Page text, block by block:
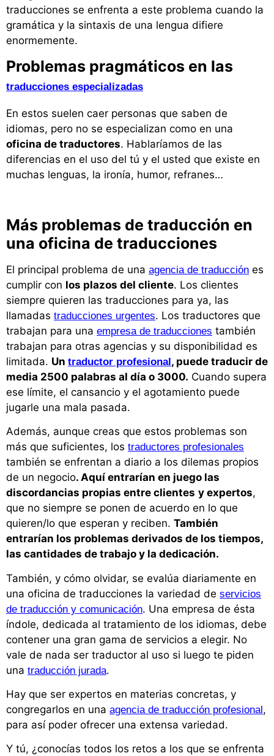
traducciones se enfrenta a este problema cuando la
gramática y la sintaxis de una lengua difiere
enormemente.
Problemas pragmáticos en las
traducciones especializadas
En estos suelen caer personas que saben de
idiomas, pero no se especializan como en una
oficina de traductores. Hablaríamos de las
diferencias en el uso del tú y el usted que existe en
muchas lenguas, la ironía, humor, refranes…
Más problemas de traducción en
una oficina de traducciones
El principal problema de una agencia de traducción es
cumplir con los plazos del cliente. Los clientes
siempre quieren las traducciones para ya, las
llamadas traducciones urgentes. Los traductores que
trabajan para una empresa de traducciones también
trabajan para otras agencias y su disponibilidad es
limitada. Un traductor profesional, puede traducir de
media 2500 palabras al día o 3000. Cuando supera
ese límite, el cansancio y el agotamiento puede
jugarle una mala pasada.
Además, aunque creas que estos problemas son
más que suficientes, los traductores profesionales
también se enfrentan a diario a los dilemas propios
de un negocio. Aquí entrarían en juego las
discordancias propias entre clientes y expertos,
que no siempre se ponen de acuerdo en lo que
quieren/lo que esperan y reciben. También
entrarían los problemas derivados de los tiempos,
las cantidades de trabajo y la dedicación.
También, y cómo olvidar, se evalúa diariamente en
una oficina de traducciones la variedad de servicios
de traducción y comunicación. Una empresa de ésta
índole, dedicada al tratamiento de los idiomas, debe
contener una gran gama de servicios a elegir. No
vale de nada ser traductor al uso si luego te piden
una traducción jurada.
Hay que ser expertos en materias concretas, y
congregarlos en una agencia de traducción profesional,
para así poder ofrecer una extensa variedad.
Y tú, ¿conocías todos los retos a los que se enfrenta